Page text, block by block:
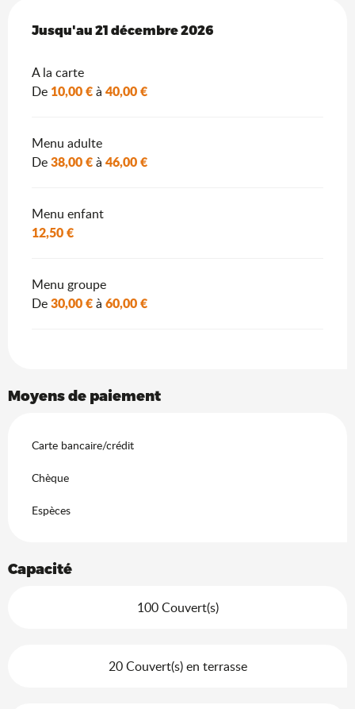
Du16 janvier 2026au21 décembre 2026
Jusqu'au 21 décembre 2026
A la carte
De 10,00 €à 40,00 €
Menu adulte
De38,00 €à 46,00 €
Menu enfant
12,50 €
Menu groupe
De30,00 €à 60,00 €
Moyens de paiement
Carte bancaire/crédit
Chèque
Espèces
Capacité
100 Couvert(s)
20 Couvert(s) en terrasse